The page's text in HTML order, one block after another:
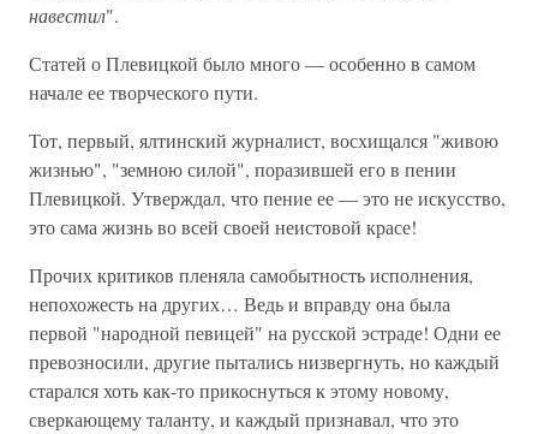
навестил".
Статей о Плевицкой было много — особенно в самом
начале ее творческого пути.
Тот, первый, ялтинский журналист, восхищался "живою
жизнью", "земною силой", поразившей его в пении
Плевицкой. Утверждал, что пение ее — это не искусство,
это сама жизнь во всей своей неистовой красе!
Прочих критиков пленяла самобытность исполнения,
непохожесть на других… Ведь и вправду она была
первой "народной певицей" на русской эстраде! Одни ее
превозносили, другие пытались низвергнуть, но каждый
старался хоть как-то прикоснуться к этому новому,
сверкающему таланту, и каждый признавал, что это